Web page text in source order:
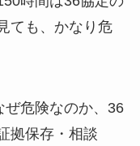
ても、かなり危
ぜ危険なのか、36
拠保存・相談